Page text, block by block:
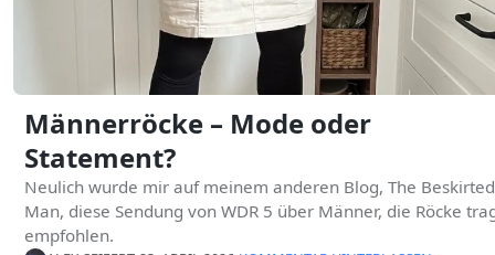
Männerröcke – Mode oder
Statement?
Neulich wurde mir auf meinem anderen Blog, The Beskirted
Man, diese Sendung von WDR 5 über Männer, die Röcke
empfohlen.